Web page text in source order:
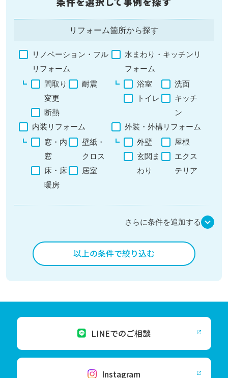
リフォーム箇所から探す
リノベーション・フル
リフォーム
間取り
変更
耐震
断熱
水まわり・キッチンリ
フォーム
浴室
洗面
トイレ
キッチ
ン
内装リフォーム
窓・内
窓
壁紙・
クロス
床・床
暖房
居室
外装・外構リフォーム
外壁
屋根
玄関ま
わり
エクス
テリア
さらに条件を追加する
以上の条件で絞り込む
LINEでのご相談
Instagram